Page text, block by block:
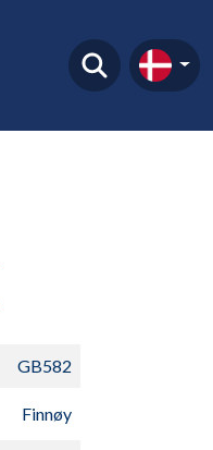
GB582
Finnøy